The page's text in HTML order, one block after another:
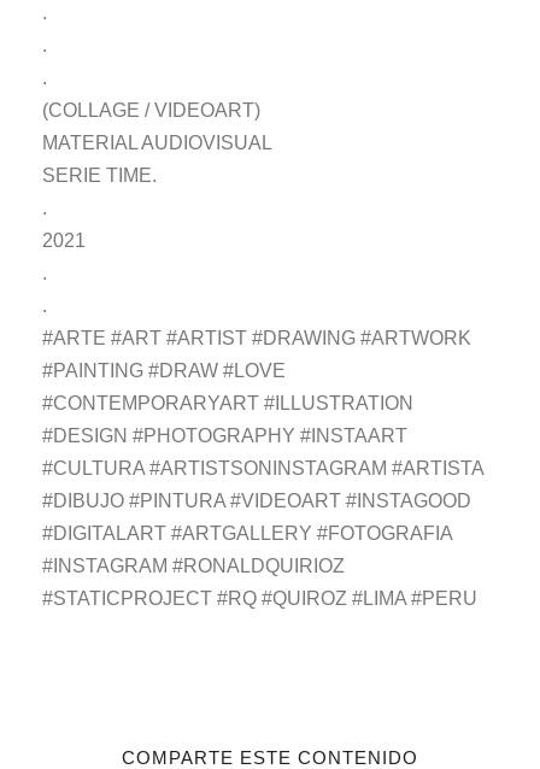
.
.
.
(COLLAGE / VIDEOART)
MATERIAL AUDIOVISUAL
SERIE TIME.
.
2021
.
.
#ARTE #ART #ARTIST #DRAWING #ARTWORK
#PAINTING #DRAW #LOVE
#CONTEMPORARYART #ILLUSTRATION
#DESIGN #PHOTOGRAPHY #INSTAART
#CULTURA #ARTISTSONINSTAGRAM #ARTISTA
#DIBUJO #PINTURA #VIDEOART #INSTAGOOD
#DIGITALART #ARTGALLERY #FOTOGRAFIA
#INSTAGRAM #RONALDQUIRIOZ
#STATICPROJECT #RQ #QUIROZ #LIMA #PERU
COMPARTE ESTE CONTENIDO